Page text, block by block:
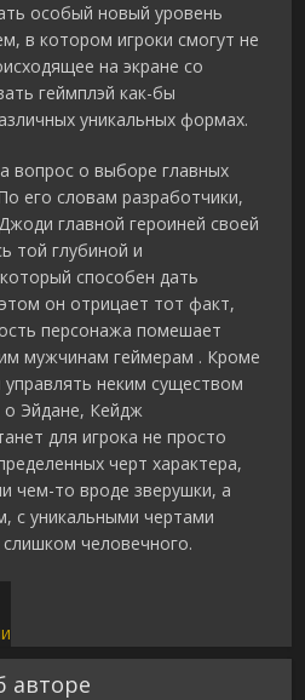
особый новый уровень
в котором игроки смогут не
на экране со
геймплэй как-бы
уникальных формах.
вопрос о выборе главных
его словам разработчики,
главной героиней своей
той глубиной и
способен дать
он отрицает тот факт,
персонажа помешает
мужчинам геймерам . Кроме
неким существом
о Эйдане, Кейдж
для игрока не просто
черт характера,
чем-то вроде зверушки, а
с уникальными чертами
человечного.
авторе